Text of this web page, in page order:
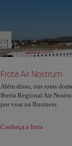
Frota Air Nostrum
Além disso, nas rotas
Iberia Regional Air
por voar na Business.
Conheça a frota